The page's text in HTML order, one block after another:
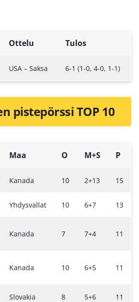
Ottelu Tulos
USA – Saksa 6-1 (1-0, 4-0, 1-1)
pistepörssi TOP 10
Maa O M+S P
Kanada 10 2+13 15
Yhdysvallat 10 6+7 13
Kanada 7 7+4 11
Kanada 10 6+5 11
Slovakia 8 5+6 11